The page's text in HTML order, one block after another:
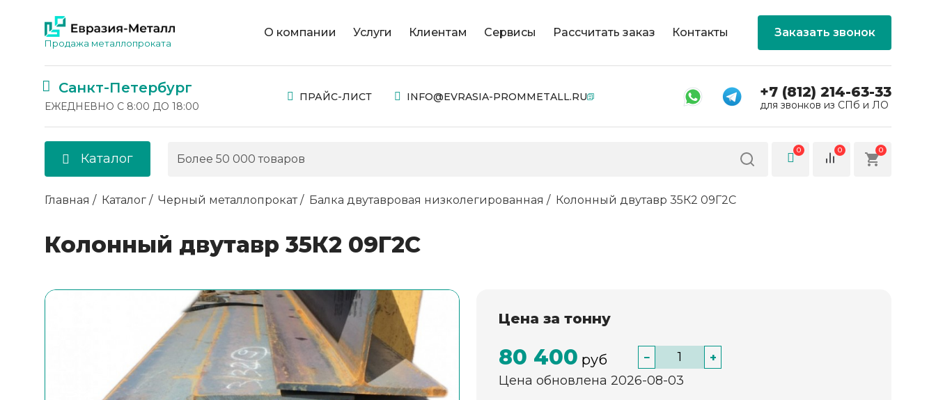
Продажа металлопроката
О компании Услуги Клиентам Сервисы Рассчитать заказ Контакты Заказать звонок
Санкт-Петербург
ЕЖЕДНЕВНО С 8:00 ДО 18:00
ПРАЙС-ЛИСТ INFO@EVRASIA-PROMMETALL.RU +7 (812) 214-63-33
для звонков из СПб и ЛО
Каталог
0 0 0
Главная Каталог Черный металлопрокат Балка двутавровая низколегированная Колонный двутавр 35К2 09Г2С
Колонный двутавр 35К2 09Г2С
Цена за тонну
80 400 руб − +
Цена обновлена 2026-08-03